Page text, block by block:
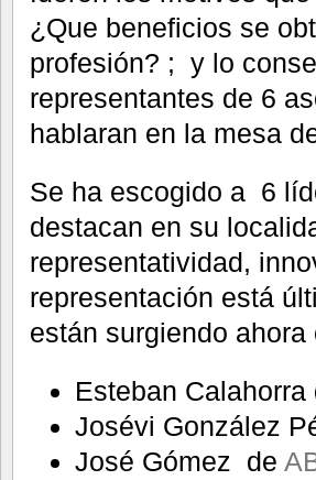
¿Que beneficios se
profesión? ; y lo
representantes de 6
hablaran en la mesa
Se ha escogido a 6
destacan en su
representatividad,
representación está
están surgiendo
Esteban Calahorra
Josévi González
José Gómez de